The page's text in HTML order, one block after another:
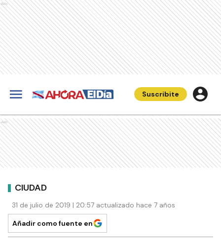
Ads
Suscribite
Ads
CIUDAD
31 de julio de 2019 | 20:57 actualizado hace 7 años
Añadir como fuente en